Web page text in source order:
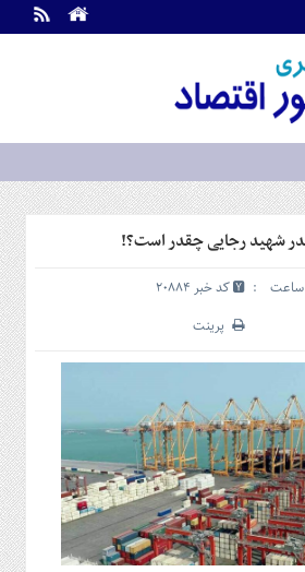
شهید رجایی چقدر است؟!
تاریخ : ۱۴۰۴/۰۲/۰۸ ساعت :
کد خبر 20884
پرینت